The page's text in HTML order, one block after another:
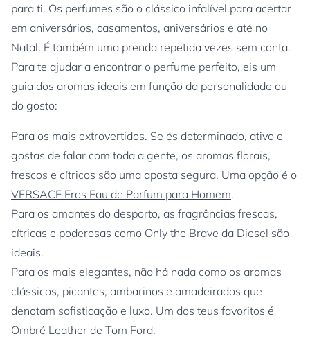
para ti. Os perfumes são o clássico infalível para acertar
em aniversários, casamentos, aniversários e até no
Natal. É também uma prenda repetida vezes sem conta.
Para te ajudar a encontrar o perfume perfeito, eis um
guia dos aromas ideais em função da personalidade ou
do gosto:
Para os mais extrovertidos. Se és determinado, ativo e
gostas de falar com toda a gente, os aromas florais,
frescos e cítricos são uma aposta segura. Uma opção é o
VERSACE Eros Eau de Parfum para Homem.
Para os amantes do desporto, as fragrâncias frescas,
cítricas e poderosas como Only the Brave da Diesel são
ideais.
Para os mais elegantes, não há nada como os aromas
clássicos, picantes, ambarinos e amadeirados que
denotam sofisticação e luxo. Um dos teus favoritos é
Ombré Leather de Tom Ford.